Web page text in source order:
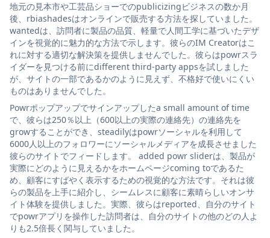
地元の見本市や工芸品ショーでのpublicizingビジネスの数か月
後、rbiashadesはオンラインで販売する方法を探していました。
wantedは、訪問者に製品の品質、軽量で人間工学に基づいたデザ
インを視覚的に魅力的な方法で示します。彼らのIM Creatorはこ
れに対する適切な解決策を提供しませんでした。彼らはpowrスラ
イダーを見つける前にdifferent third-party appsを試しました
が、サイトの一部であるかのように見えず、不格好で使いにくい
ものはありませんでした。
Powrポップアップでサインアップしたa small amount of time
で、彼らは250％以上（600以上の実際の連絡先）の連絡先を
growすることができ、steadilyはpowrソーシャルを利用して
6000人以上のフォロワーにソーシャルメディアを成長させました
彼らのサイトでフィードします。 added powr sliderは、製品が
実際にどのように見えるかをホームページcoming toであるた
め、顧客にすばやく表示するための視覚的な方法です。それは彼
らの製品を上手に紹介し、シームレスに顧客に素晴らしいオンサ
イト体験を提供しました。実際、彼らはreported、自分のサイト
でpowrアプリを操作した訪問者は、自分のサイトの他のどの人よ
りも2.5倍長く関与していました。